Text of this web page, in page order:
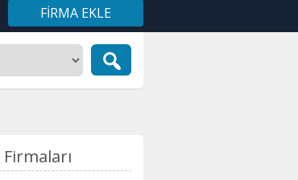
FIRMA EKLE